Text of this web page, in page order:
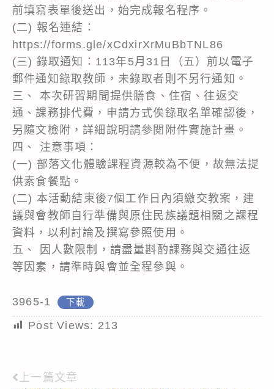
前填寫表單後送出，始完成報名程序。
(二) 報名連結：
https://forms.gle/xCdxirXrMuBbTNL86
(三) 錄取通知：113年5月31日（五）前以電子
郵件通知錄取教師，未錄取者則不另行通知。
三、 本次研習期間提供膳食、住宿、往返交
通、課務排代費，申請方式俟錄取名單確認後，
另隨文檢附，詳細說明請參閱附件實施計畫。
四、 注意事項：
(一) 部落文化體驗課程資源較為不便，故無法提
供素食餐點。
(二) 本活動結束後7個工作日內須繳交教案，建
議與會教師自行準備與原住民族議題相關之課程
資料，以利討論及撰寫參照使用。
五、 因人數限制，請盡量斟酌課務與交通往返
等因素，請準時與會並全程參與。
3965-1 下載
Post Views: 213
Read
上一篇文章